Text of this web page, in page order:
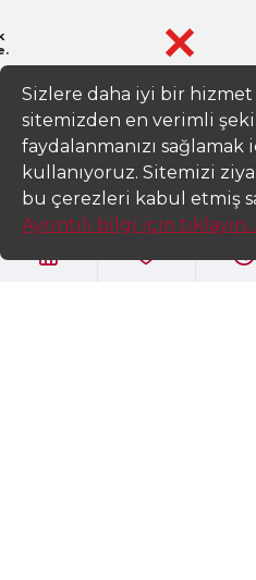
✕
✕
Sizlere daha iyi bir
sitemizden en verimli
faydalanmanızı
kullanıyoruz. Sitemizi
bu çerezleri kabul etmiş
Ayrıntılı bilgi için tıklayın...